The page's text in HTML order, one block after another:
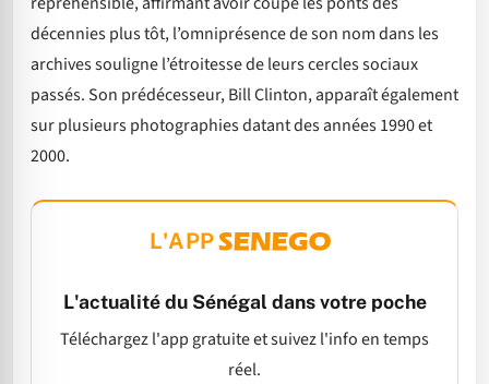
décennies plus tôt, l’omniprésence de son nom dans les
archives souligne l’étroitesse de leurs cercles sociaux
passés. Son prédécesseur, Bill Clinton, apparaît également
sur plusieurs photographies datant des années 1990 et
2000.
L'APP
L'actualité du Sénégal dans votre poche
Téléchargez l'app gratuite et suivez l'info en temps
réel.